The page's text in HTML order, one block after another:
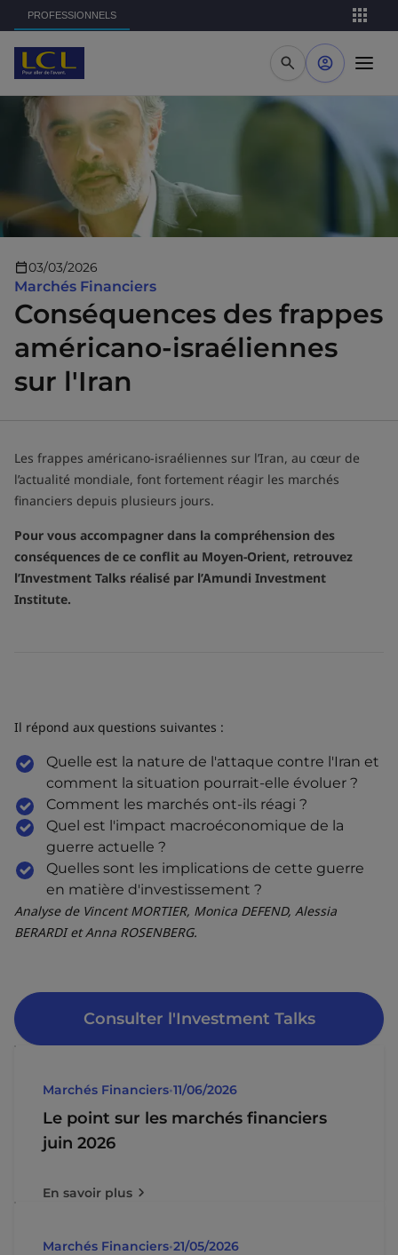
PROFESSIONNELS
03/03/2026
Marchés Financiers
Conséquences des frappes
américano-israéliennes
sur l'Iran
Les frappes américano-israéliennes sur l’Iran, au cœur de
l’actualité mondiale, font fortement réagir les marchés
financiers depuis plusieurs jours.
Pour vous accompagner dans la compréhension des
conséquences de ce conflit au Moyen-Orient, retrouvez
l’Investment Talks réalisé par l’Amundi Investment
Institute.
Il répond aux questions suivantes :
Quelle est la nature de l'attaque contre l'Iran et
comment la situation pourrait-elle évoluer ?
Comment les marchés ont-ils réagi ?
Quel est l'impact macroéconomique de la
guerre actuelle ?
Quelles sont les implications de cette guerre
en matière d'investissement ?
Analyse de Vincent MORTIER, Monica DEFEND, Alessia
BERARDI et Anna ROSENBERG.
Consulter l'Investment Talks
Marchés Financiers•11/06/2026
Le point sur les marchés financiers
juin 2026
En savoir plus
Marchés Financiers•21/05/2026